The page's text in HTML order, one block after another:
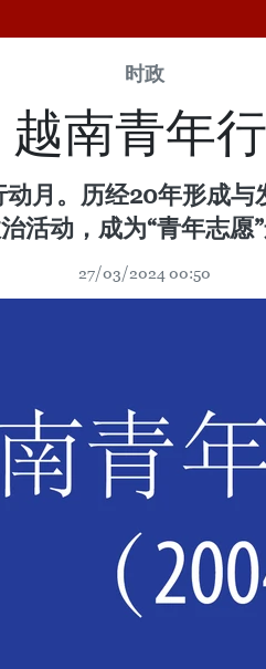
时政
越南青年
月。历经20年形成
活动，成为“青年志愿”
27/03/2024 00:50